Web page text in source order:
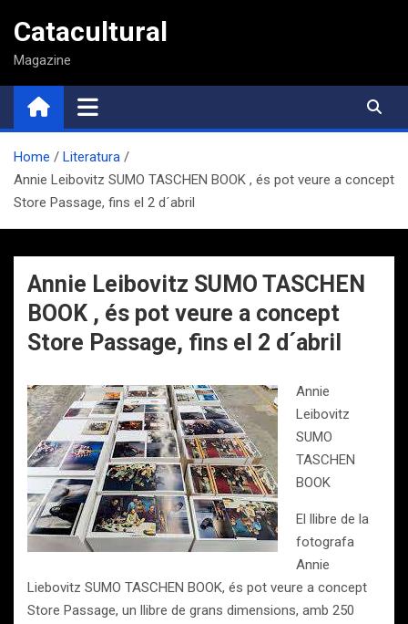
contenido
Catacultural
Magazine
Home
Literatura
Annie Leibovitz SUMO TASCHEN BOOK , és pot veure a concept
Store Passage, fins el 2 d´abril
Annie Leibovitz SUMO TASCHEN
BOOK , és pot veure a concept
Store Passage, fins el 2 d´abril
Annie
Leibovitz
SUMO
TASCHEN
BOOK
El llibre de la
fotografa
Annie
Liebovitz SUMO TASCHEN BOOK, és pot veure a concept
Store Passage, un llibre de grans dimensions, amb 250